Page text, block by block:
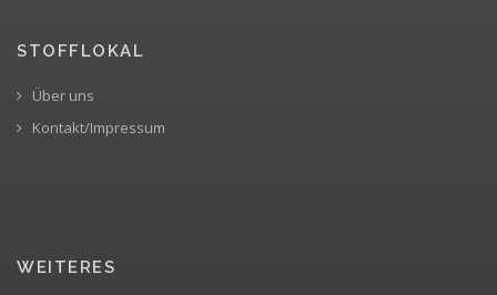
STOFFLOKAL
Über uns
Kontakt/Impressum
WEITERES